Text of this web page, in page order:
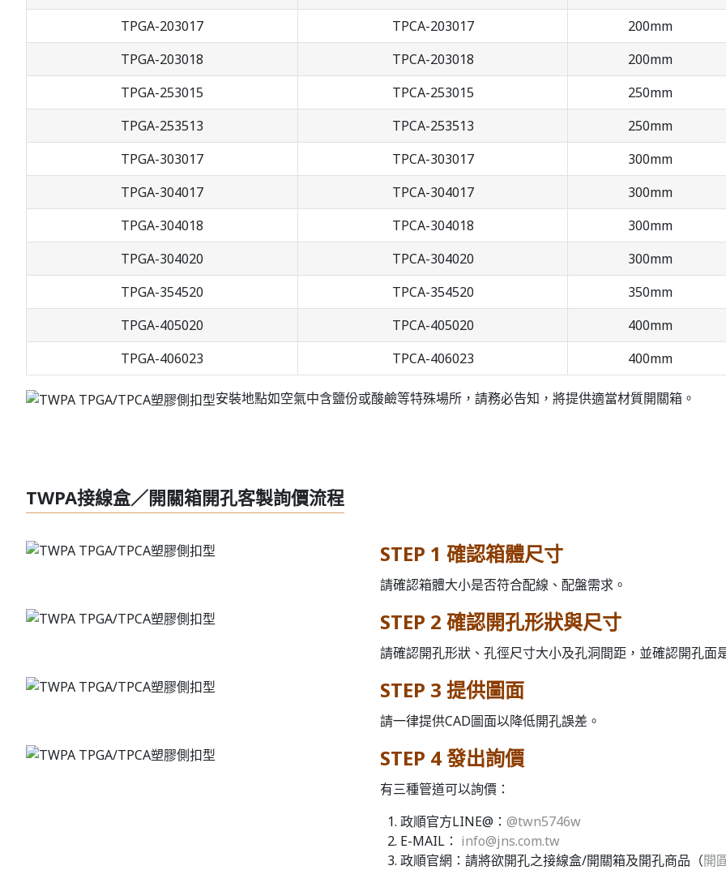
TPGA-203017
TPCA-203017
200mm
TPGA-203018
TPCA-203018
200mm
TPGA-253015
TPCA-253015
250mm
TPGA-253513
TPCA-253513
250mm
TPGA-303017
TPCA-303017
300mm
TPGA-304017
TPCA-304017
300mm
TPGA-304018
TPCA-304018
300mm
TPGA-304020
TPCA-304020
300mm
TPGA-354520
TPCA-354520
350mm
TPGA-405020
TPCA-405020
400mm
TPGA-406023
TPCA-406023 400mm
安裝地點如空氣中含鹽份或酸鹼等特殊場所，請務必告知，將提供適當材質開關箱。
TWPA接線盒／開關箱開孔客製詢價流程
STEP 1 確認箱體尺寸
請確認箱體大小是否符合配線、配盤需求。
STEP 2 確認開孔形狀與尺寸
請確認開孔形狀、孔徑尺寸大小及孔洞間距，並確認開孔面
STEP 3 提供圖面
請一律提供CAD圖面以降低開孔誤差。
STEP 4 發出詢價
有三種管道可以詢價：
政順官方LINE@： @twn5746w
E-MAIL： info@jns.com.tw
政順官網：請將欲開孔之接線盒/開關箱及開孔商品（開